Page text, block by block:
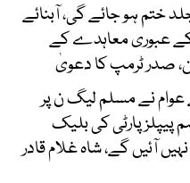
ختم ہو جائے گی، آبنائے
کے عبوری معاہدے کے
صدر ٹرمپ کا دعویٰ
عوام نے مسلم لیگ ن پر
پیپلز پارٹی کی بلیک
آئیں گے، شاہ غلام قادر